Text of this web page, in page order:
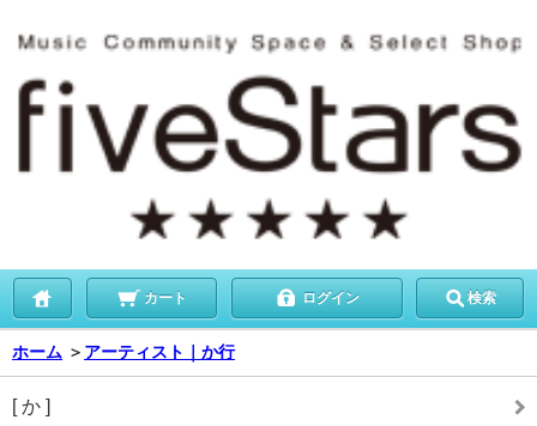
カート ログイン 検索
ホーム ＞ アーティスト｜か行
[ か ]